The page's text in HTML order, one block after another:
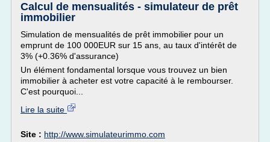
Calcul de mensualités - simulateur de prêt
immobilier
Simulation de mensualités de prêt immobilier pour un
emprunt de 100 000EUR sur 15 ans, au taux d'intérêt de
3% (+0.36% d'assurance)
Un élément fondamental lorsque vous trouvez un bien
immobilier à acheter est votre capacité à le rembourser.
C'est pourquoi...
Lire la suite
Site : http://www.simulateurimmo.com